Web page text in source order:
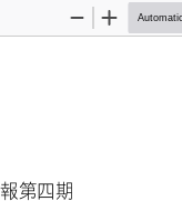
Zoom
Zoom
學報第四期